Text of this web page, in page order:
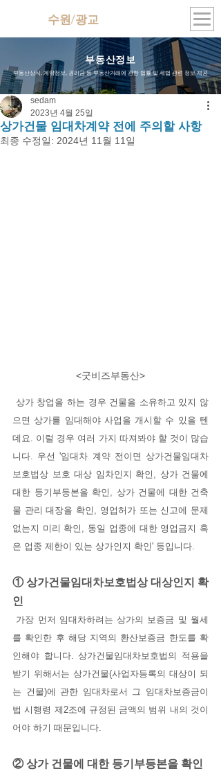
수원/광교
부동산정보
부동산상식, 계약정보, 권리금 등 부동산거래에 관한 법률 및 세법 관련 정보 제공
상가건물 임대차계약 전에 주의할 사항
sedam
2023년 4월 25일
최종 수정일: 2024년 11월 11일
<굿비즈부동산>
으면 상가를 임대해야 사업을 개시할 수 있을 텐
데요. 이럴 경우 여러 가지 따져봐야 할 것이 많습
니다. 우선 '임대차 계약 전이면 상가건물임대차
보호법상 보호 대상 임차인지 확인, 상가 건물에
대한 등기부등본을 확인, 상가 건물에 대한 건축
물 관리 대장을 확인, 영업허가 또는 신고에 문제
없는지 미리 확인, 동일 업종에 대한 영업금지 혹
은 업종 제한이 있는 상가인지 확인' 등입니다.
① 상가건물임대차보호법상 대상인지 확
인
를 확인한 후 해당 지역의 환산보증금 한도를 확
인해야 합니다. 상가건물임대차보호법의 적용을
받기 위해서는 상가건물(사업자등록의 대상이 되
는 건물)에 관한 임대차로서 그 임대차보증금이
법 시행령 제2조에 규정된 금액의 범위 내의 것이
어야 하기 때문입니다.
② 상가 건물에 대한 등기부등본을 확인